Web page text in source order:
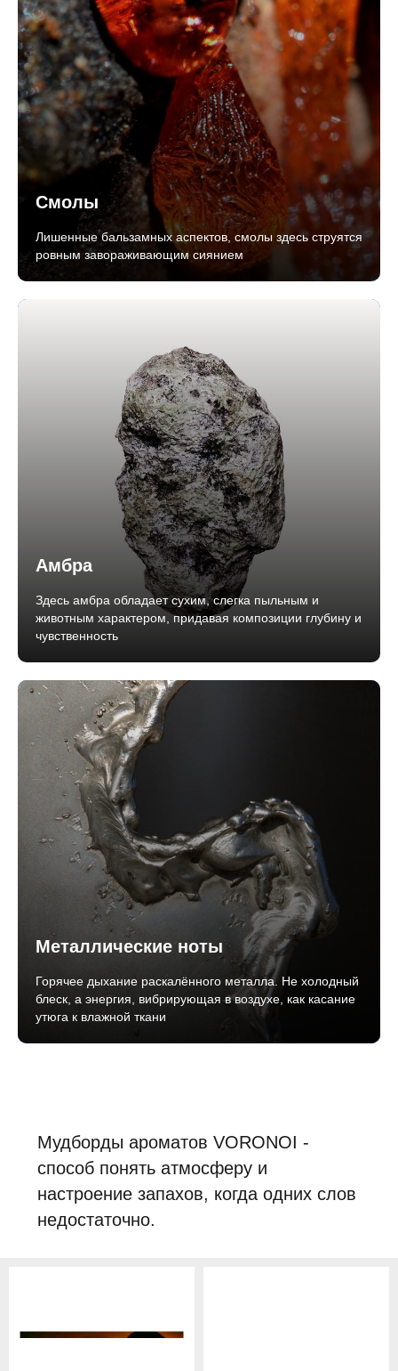
Смолы
Лишенные бальзамных аспектов, смолы здесь струятся
ровным завораживающим сиянием
Амбра
Здесь амбра обладает сухим, слегка пыльным и
животным характером, придавая композиции глубину и
чувственность
Металлические ноты
Горячее дыхание раскалённого металла. Не холодный
блеск, а энергия, вибрирующая в воздухе, как касание
утюга к влажной ткани
недостаточно.